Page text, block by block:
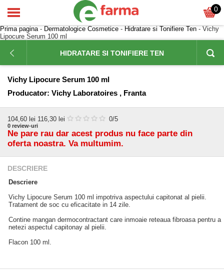
0
Prima pagina- Dermatologice Cosmetice - Hidratare si Tonifiere Ten - Vichy
Lipocure Serum 100 ml
HIDRATARE SI TONIFIERE TEN
Vichy Lipocure Serum 100 ml
Producator: Vichy Laboratoires , Franta
104,60 lei 116,30 lei 0/5
0 review-uri
Ne pare rau dar acest produs nu face parte din
oferta noastra. Va multumim.
DESCRIERE
Descriere
Vichy Lipocure Serum 100 ml impotriva aspectului capitonat al pielii.
Tratament de soc cu eficacitate in 14 zile.
Contine mangan dermocontractant care inmoaie reteaua fibroasa pentru a
netezi aspectul capitonay al pielii.
Flacon 100 ml.